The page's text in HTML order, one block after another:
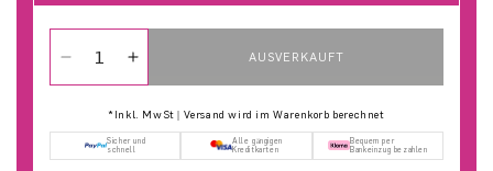
Verringere die Menge für FETTE PALETTE no.11
Erhöhe die Menge für FETTE PALETTE
AUSVERKAUFT
*Inkl. MwSt | Versand wird im Warenkorb berechnet
Sicher und
schnell
Alle gängigen
Kreditkarten
Bequem per
Bankeinzug bezahlen